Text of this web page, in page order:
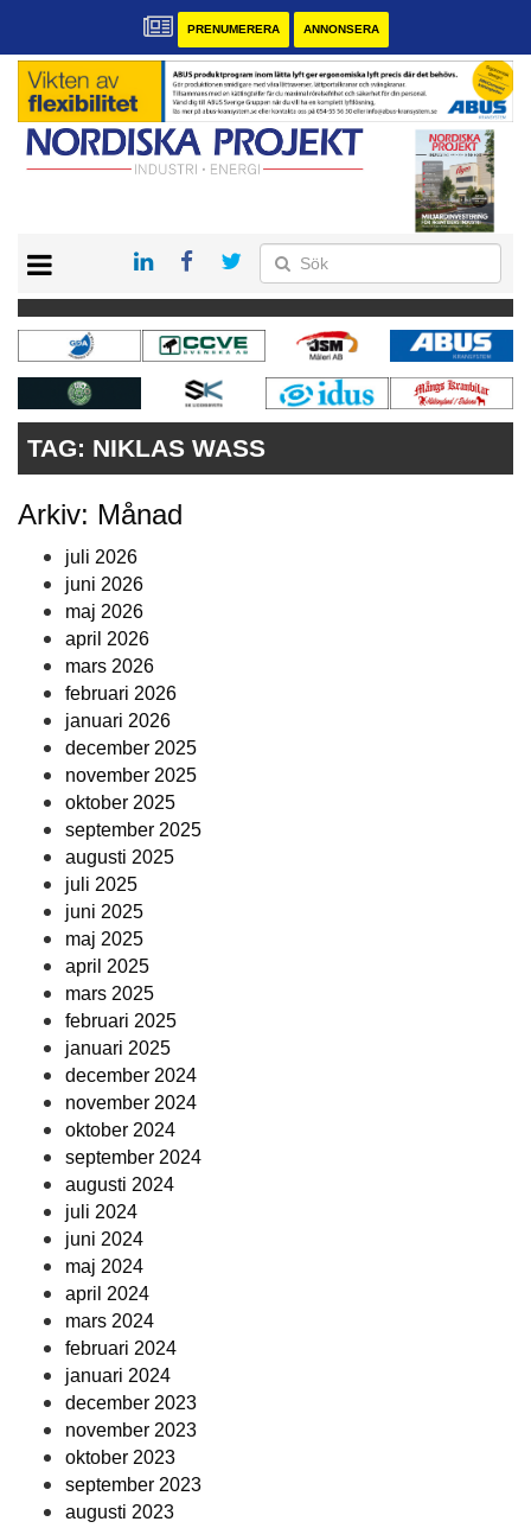
PRENUMERERA ANNONSERA
KONTAKT
VÅRA ANDRA MAGASIN
PRENUMERERA
ANNONSERA
TAG: NIKLAS WASS
Arkiv: Månad
juli 2026
juni 2026
maj 2026
april 2026
mars 2026
februari 2026
januari 2026
december 2025
november 2025
oktober 2025
september 2025
augusti 2025
juli 2025
juni 2025
maj 2025
april 2025
mars 2025
februari 2025
januari 2025
december 2024
november 2024
oktober 2024
september 2024
augusti 2024
juli 2024
juni 2024
maj 2024
april 2024
mars 2024
februari 2024
januari 2024
december 2023
november 2023
oktober 2023
september 2023
augusti 2023